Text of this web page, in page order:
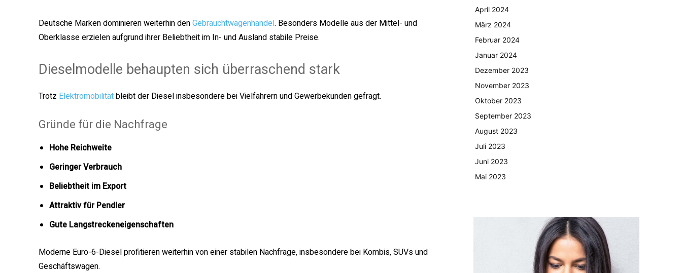
Deutsche Marken dominieren weiterhin denGebrauchtwagenhandel. Besonders Modelle aus der Mittel- und
Oberklasse erzielen aufgrund ihrer Beliebtheit im In- und Ausland stabile Preise.
Dieselmodelle behaupten sich überraschend stark
Trotz Elektromobilitätbleibt der Diesel insbesondere bei Vielfahrern und Gewerbekunden gefragt.
Gründe für die Nachfrage
Hohe Reichweite
Geringer Verbrauch
Beliebtheit im Export
Attraktiv für Pendler
Gute Langstreckeneigenschaften
Moderne Euro-6-Diesel profitieren weiterhin von einer stabilen Nachfrage, insbesondere bei Kombis, SUVs und
Geschäftswagen.
April 2024
März 2024
Februar 2024
Januar 2024
Dezember 2023
November 2023
Oktober 2023
September 2023
August 2023
Juli 2023
Juni 2023
Mai 2023